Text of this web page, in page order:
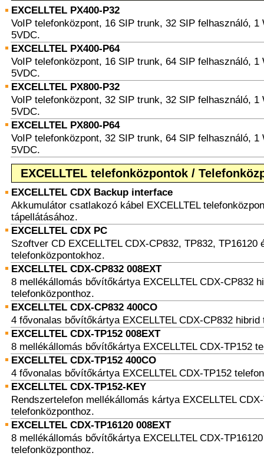
EXCELLTEL PX400-P32
VoIP telefonközpont, 16 SIP trunk, 32 SIP felhasználó, 1
5VDC.
EXCELLTEL PX400-P64
VoIP telefonközpont, 16 SIP trunk, 64 SIP felhasználó, 1
5VDC.
EXCELLTEL PX800-P32
VoIP telefonközpont, 32 SIP trunk, 32 SIP felhasználó, 1
5VDC.
EXCELLTEL PX800-P64
VoIP telefonközpont, 32 SIP trunk, 64 SIP felhasználó, 1
5VDC.
EXCELLTEL telefonközpontok /
EXCELLTEL CDX Backup interface
Akkumulátor csatlakozó kábel EXCELLTEL
tápellátásához.
EXCELLTEL CDX PC
Szoftver CD EXCELLTEL CDX-CP832, TP832, TP16120
telefonközpontokhoz.
EXCELLTEL CDX-CP832 008EXT
8 mellékállomás bővítőkártya EXCELLTEL CDX-CP832
telefonközponthoz.
EXCELLTEL CDX-CP832 400CO
4 fővonalas bővítőkártya EXCELLTEL CDX-CP832
EXCELLTEL CDX-TP152 008EXT
8 mellékállomás bővítőkártya EXCELLTEL CDX-TP152
EXCELLTEL CDX-TP152 400CO
4 fővonalas bővítőkártya EXCELLTEL CDX-TP152
EXCELLTEL CDX-TP152-KEY
Rendszertelefon mellékállomás kártya EXCELLTEL
telefonközponthoz.
EXCELLTEL CDX-TP16120 008EXT
8 mellékállomás bővítőkártya EXCELLTEL CDX-
telefonközponthoz.